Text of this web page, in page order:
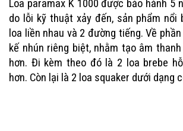
Loa paramax K 1000 được bảo hành 5
do lỗi kỹ thuật xảy đến, sản phẩm
loa liền nhau và 2 đường tiếng. Về
kế nhún riêng biệt, nhằm tạo âm
hơn. Đi kèm theo đó là 2 loa brebe
hơn. Còn lại là 2 loa squaker dưới dạng